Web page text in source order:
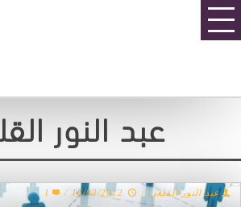
عبد النور
عبد النور القلعي /
15/03/2012
/
1